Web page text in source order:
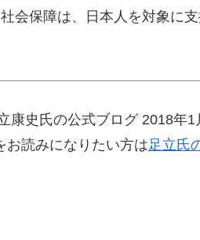
会保障は、日本人を対象に
康史氏の公式ブログ 2018年
お読みになりたい方は足立氏